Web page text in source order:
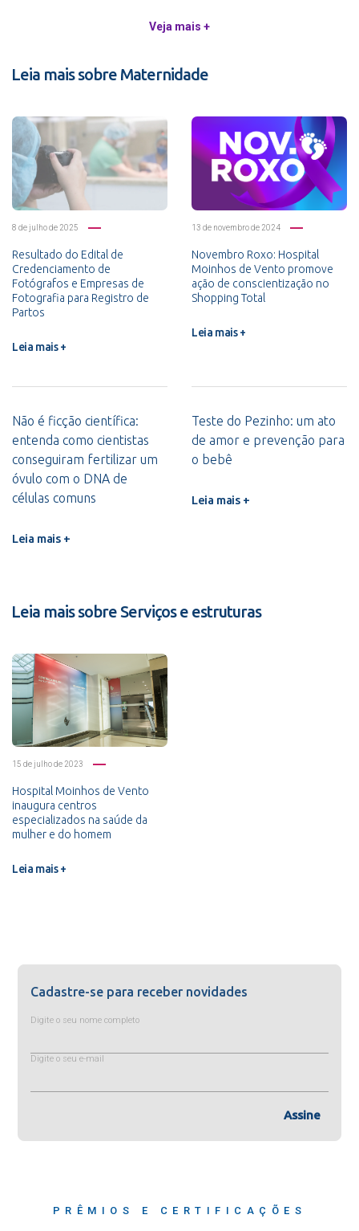
Veja mais +
Leia mais sobre Maternidade
8 de julho de 2025
Resultado do Edital de
Credenciamento de
Fotógrafos e Empresas de
Fotografia para Registro de
Partos
Leia mais +
13 de novembro de 2024
Novembro Roxo: Hospital
Moinhos de Vento promove
ação de conscientização no
Shopping Total
Leia mais +
Não é ficção científica:
entenda como cientistas
conseguiram fertilizar um
óvulo com o DNA de
células comuns
Leia mais +
Teste do Pezinho: um ato
de amor e prevenção para
o bebê
Leia mais +
Leia mais sobre Serviços e estruturas
15 de julho de 2023
Hospital Moinhos de Vento
inaugura centros
especializados na saúde da
mulher e do homem
Leia mais +
Cadastre-se para receber novidades
Digite o seu nome completo
Digite o seu e-mail
Assine
PRÊMIOS E CERTIFICAÇÕES